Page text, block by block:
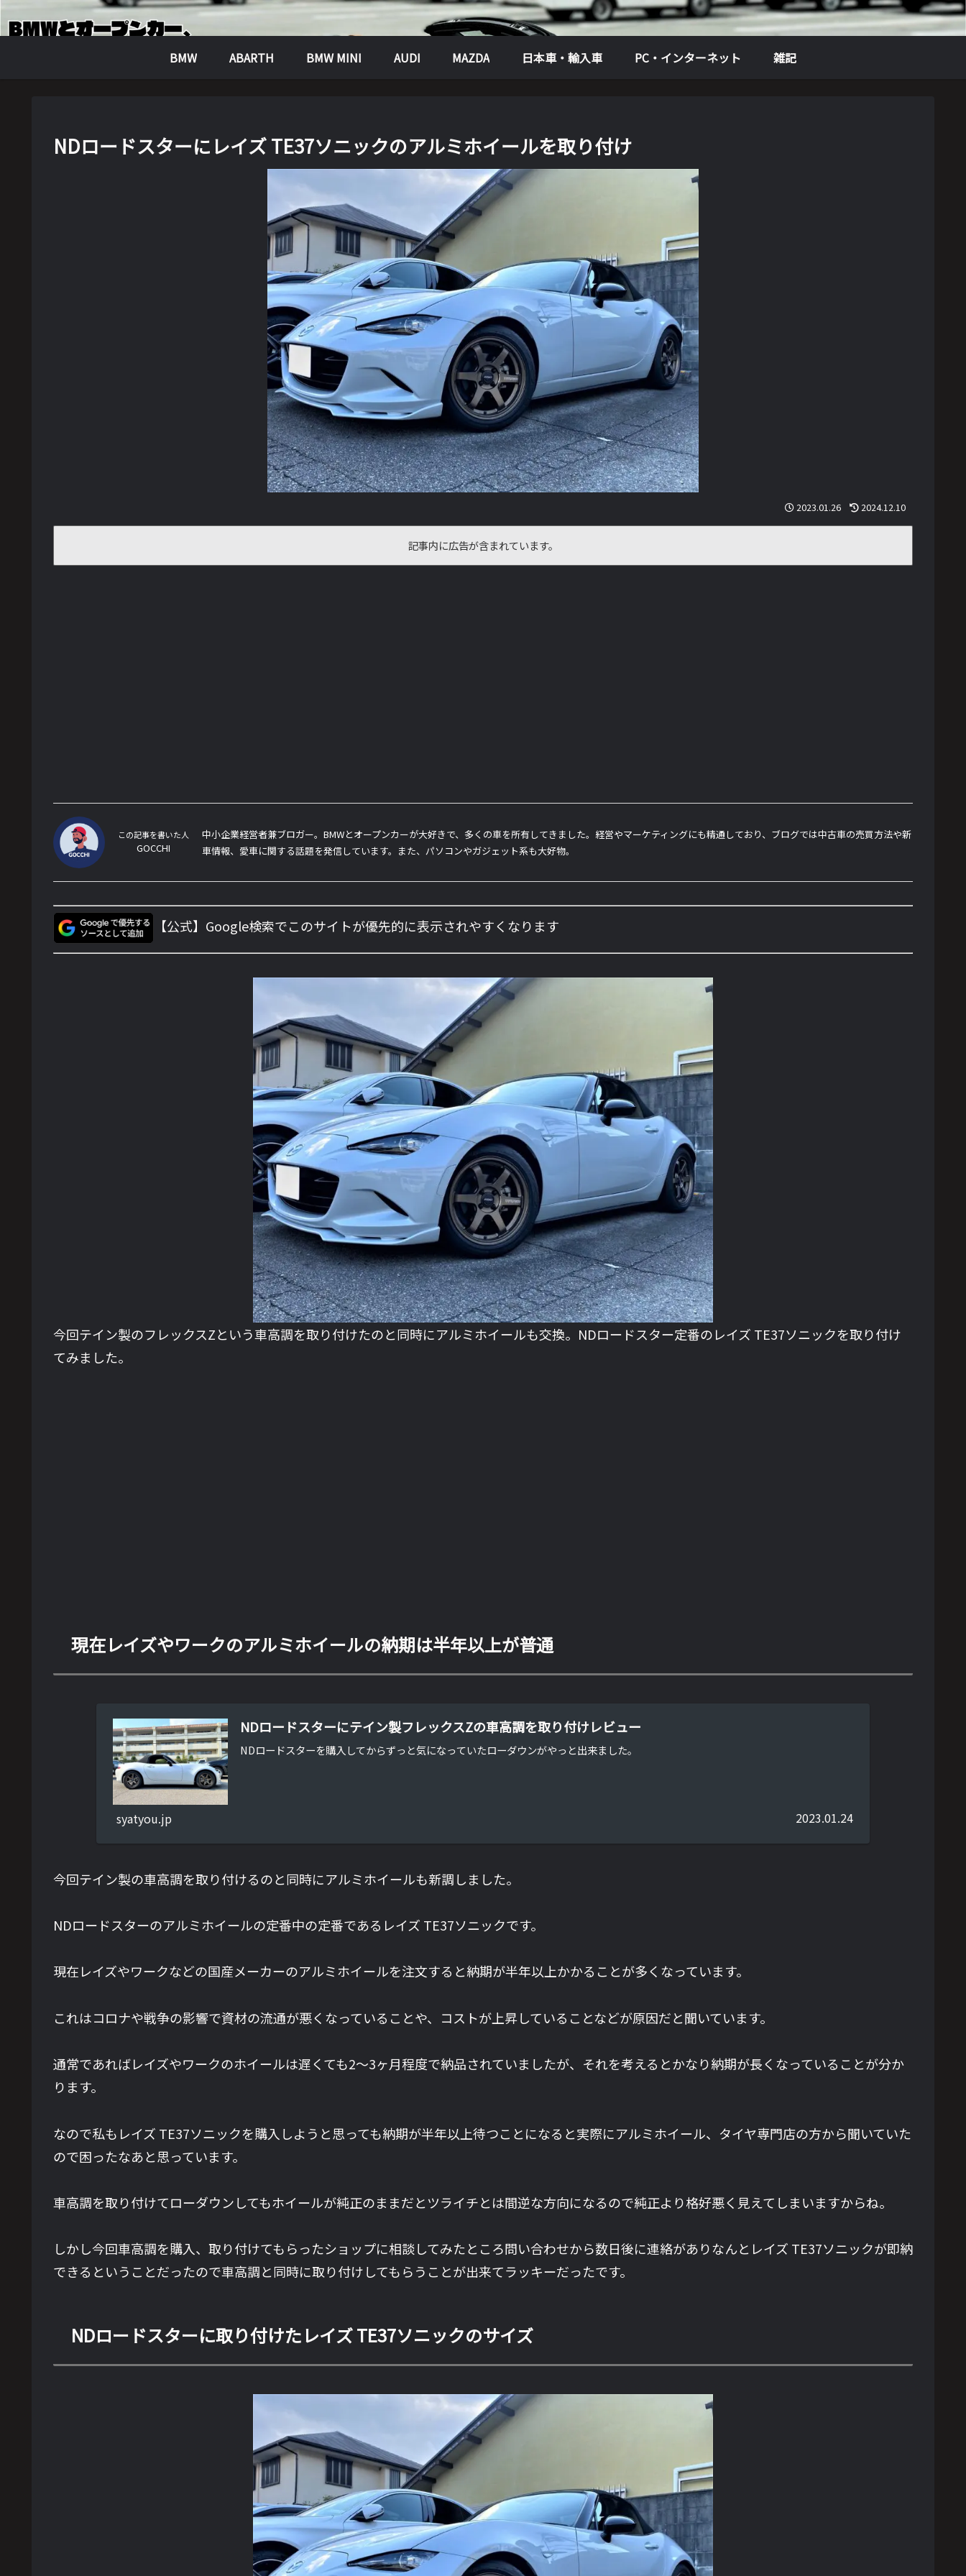
BMW ABARTH BMW MINI AUDI MAZDA 日本車・輸入車 PC・インターネット 雑記
NDロードスターにレイズ TE37ソニックのアルミホイールを取り付け
2023.01.26 2024.12.10
記事内に広告が含まれています。
この記事を書いた人
GOCCHI
中小企業経営者兼ブロガー。BMWとオープンカーが大好きで、多くの車を所有してきました。経営やマーケティングにも精通しており、ブログでは中古車の売買方法や新
車情報、愛車に関する話題を発信しています。また、パソコンやガジェット系も大好物。
【公式】Google検索でこのサイトが優先的に表示されやすくなります
今回テイン製のフレックスZという車高調を取り付けたのと同時にアルミホイールも交換。NDロードスター定番のレイズ TE37ソニックを取り付け
てみました。
現在レイズやワークのアルミホイールの納期は半年以上が普通
NDロードスターにテイン製フレックスZの車高調を取り付けレビュー
NDロードスターを購入してからずっと気になっていたローダウンがやっと出来ました。
syatyou.jp 2023.01.24
今回テイン製の車高調を取り付けるのと同時にアルミホイールも新調しました。
NDロードスターのアルミホイールの定番中の定番であるレイズ TE37ソニックです。
現在レイズやワークなどの国産メーカーのアルミホイールを注文すると納期が半年以上かかることが多くなっています。
これはコロナや戦争の影響で資材の流通が悪くなっていることや、コストが上昇していることなどが原因だと聞いています。
通常であればレイズやワークのホイールは遅くても2～3ヶ月程度で納品されていましたが、それを考えるとかなり納期が長くなっていることが分か
ります。
なので私もレイズ TE37ソニックを購入しようと思っても納期が半年以上待つことになると実際にアルミホイール、タイヤ専門店の方から聞いていた
ので困ったなあと思っています。
車高調を取り付けてローダウンしてもホイールが純正のままだとツライチとは間逆な方向になるので純正より格好悪く見えてしまいますからね。
しかし今回車高調を購入、取り付けてもらったショップに相談してみたところ問い合わせから数日後に連絡がありなんとレイズ TE37ソニックが即納
できるということだったので車高調と同時に取り付けしてもらうことが出来てラッキーだったです。
NDロードスターに取り付けたレイズ TE37ソニックのサイズ